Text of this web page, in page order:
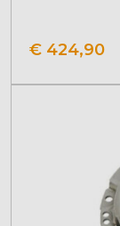
€ 424,90